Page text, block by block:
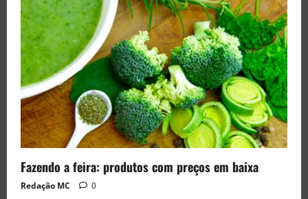
Fazendo a feira: produtos com preços em baixa
Redação MC 0